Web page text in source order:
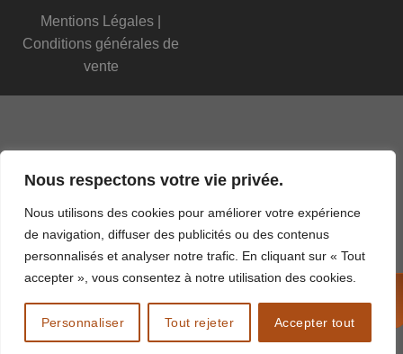
Nous respectons votre vie privée.
Nous utilisons des cookies pour améliorer votre expérience
de navigation, diffuser des publicités ou des contenus
personnalisés et analyser notre trafic. En cliquant sur « Tout
accepter », vous consentez à notre utilisation des cookies.
Personnaliser Tout rejeter Accepter tout
Mentions Légales
Conditions générales de
vente